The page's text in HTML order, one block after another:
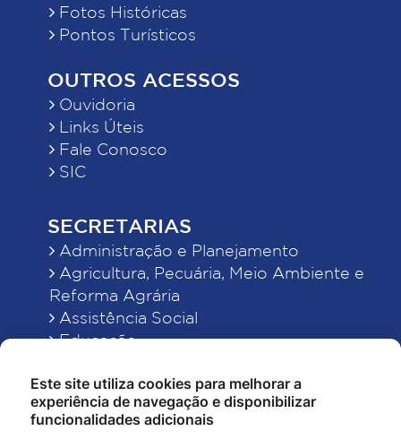
Fotos Históricas
Pontos Turísticos
OUTROS ACESSOS
Ouvidoria
Links Úteis
Fale Conosco
SIC
SECRETARIAS
Administração e Planejamento
Agricultura, Pecuária, Meio Ambiente e
Reforma Agrária
Assistência Social
Educação
Finanças
Indústria, Comércio, Turismo, Ciência e
Tecnologia
Este site utiliza cookies para melhorar a
experiência de navegação e disponibilizar
funcionalidades adicionais